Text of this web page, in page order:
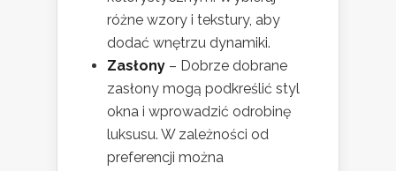
różne wzory i tekstury, aby
dodać wnętrzu dynamiki.
Zasłony – Dobrze dobrane
zasłony mogą podkreślić styl
okna i wprowadzić odrobinę
luksusu. W zależności od
preferencji można